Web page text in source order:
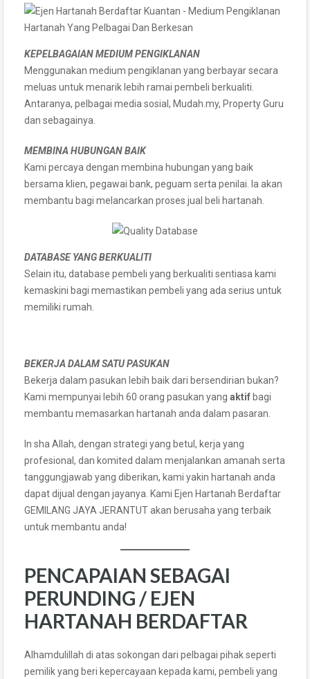
KEPELBAGAIAN MEDIUM PENGIKLANAN
Menggunakan medium pengiklanan yang berbayar secara
meluas untuk menarik lebih ramai pembeli berkualiti.
Antaranya, pelbagai media sosial, Mudah.my, Property Guru
dan sebagainya.
MEMBINA HUBUNGAN BAIK
Kami percaya dengan membina hubungan yang baik
bersama klien, pegawai bank, peguam serta penilai. Ia akan
membantu bagi melancarkan proses jual beli hartanah.
DATABASE YANG BERKUALITI
Selain itu, database pembeli yang berkualiti sentiasa kami
kemaskini bagi memastikan pembeli yang ada serius untuk
memiliki rumah.
BEKERJA DALAM SATU PASUKAN
Bekerja dalam pasukan lebih baik dari bersendirian bukan?
Kami mempunyai lebih 60 orang pasukan yang aktif bagi
membantu memasarkan hartanah anda dalam pasaran.
In sha Allah, dengan strategi yang betul, kerja yang
profesional, dan komited dalam menjalankan amanah serta
tanggungjawab yang diberikan, kami yakin hartanah anda
dapat dijual dengan jayanya. Kami Ejen Hartanah Berdaftar
GEMILANG JAYA JERANTUT akan berusaha yang terbaik
untuk membantu anda!
PENCAPAIAN SEBAGAI
PERUNDING / EJEN
HARTANAH BERDAFTAR
Alhamdulillah di atas sokongan dari pelbagai pihak seperti
pemilik yang beri kepercayaan kepada kami, pembeli yang